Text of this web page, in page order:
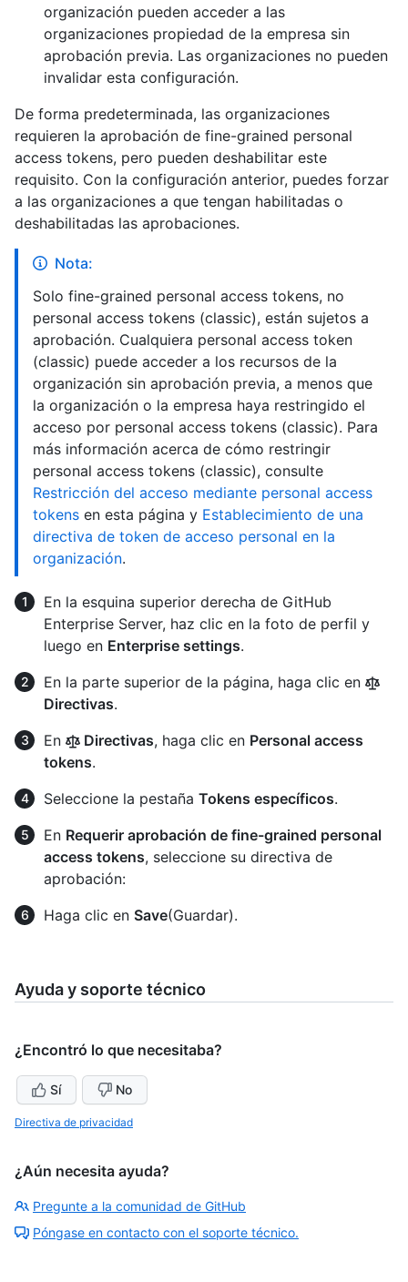
organización pueden acceder a las
organizaciones propiedad de la empresa sin
aprobación previa. Las organizaciones no pueden
invalidar esta configuración.
De forma predeterminada, las organizaciones
requieren la aprobación de fine-grained personal
access tokens, pero pueden deshabilitar este
requisito. Con la configuración anterior, puedes forzar
a las organizaciones a que tengan habilitadas o
deshabilitadas las aprobaciones.
Nota:
Solo fine-grained personal access tokens, no
personal access tokens (classic), están sujetos a
aprobación. Cualquiera personal access token
(classic) puede acceder a los recursos de la
organización sin aprobación previa, a menos que
la organización o la empresa haya restringido el
acceso por personal access tokens (classic). Para
más información acerca de cómo restringir
personal access tokens (classic), consulte
Restricción del acceso mediante personal access
tokens en esta página y Establecimiento de una
directiva de token de acceso personal en la
organización.
En la esquina superior derecha de GitHub
Enterprise Server, haz clic en la foto de perfil y
luego en Enterprise settings.
En la parte superior de la página, haga clic en
Directivas.
En
Directivas, haga clic en Personal access
tokens.
Seleccione la pestaña Tokens específicos.
En Requerir aprobación de fine-grained personal
access tokens, seleccione su directiva de
aprobación:
Haga clic en Save(Guardar).
Ayuda y soporte técnico
¿Encontró lo que necesitaba?
Sí No
Directiva de privacidad
¿Aún necesita ayuda?
Pregunte a la comunidad de GitHub
Póngase en contacto con el soporte técnico.